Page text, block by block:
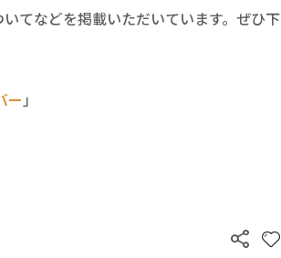
てなどを掲載いただいています。ぜひ下
ー 」